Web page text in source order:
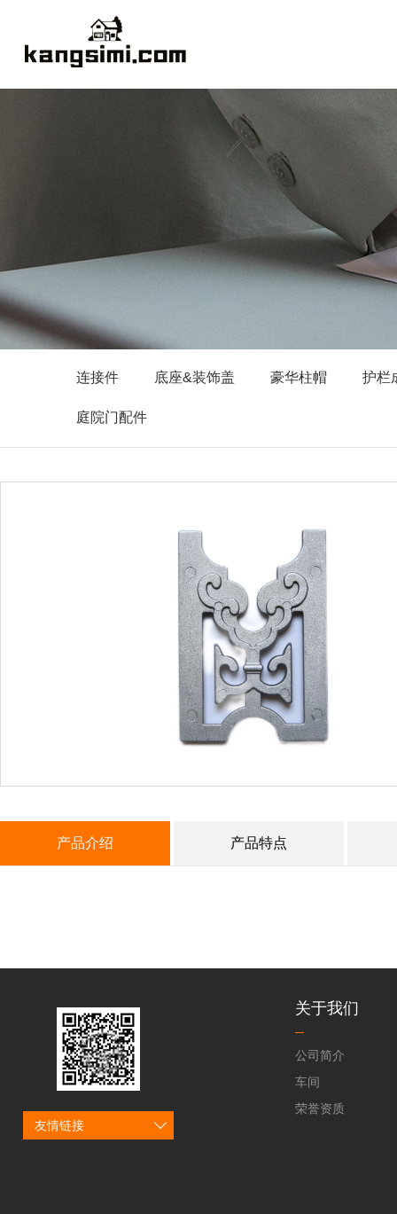
连接件 底座&装饰盖 豪华柱帽 护栏
庭院门配件
产品介绍 产品特点
友情链接
关于我们
公司简介
车间
荣誉资质